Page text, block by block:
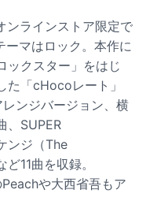
ンラインストア限定で
ーマはロック。本作に
ックスター」をはじ
た「cHocoレート」
ンジバージョン、横
、SUPER
ンジ（The
11曲を収録。
や大西省吾もア